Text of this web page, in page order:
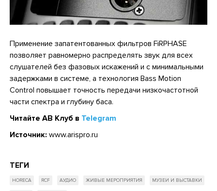
Применение запатентованных фильтров FiRPHASE
позволяет равномерно распределять звук для всех
слушателей без фазовых искажений и с минимальными
задержками в системе, а технология Bass Motion
Control повышает точность передачи низкочастотной
части спектра и глубину баса.
Читайте АВ Клуб в Telegram
Источник: www.arispro.ru
ТЕГИ
HORECA RCF АУДИО ЖИВЫЕ МЕРОПРИЯТИЯ МУЗЕИ И ВЫСТАВКИ